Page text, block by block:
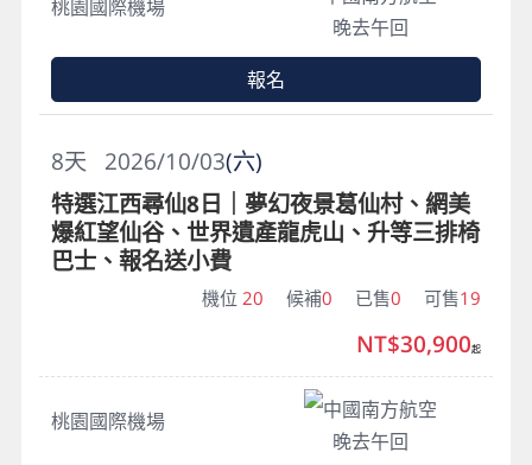
桃園國際機場
晚去午回
報名
2026/10/03(六)
8天
特選江西尋仙8日｜夢幻夜景葛仙村、網美
爆紅望仙谷、世界遺產龍虎山、升等三排椅
巴士、報名送小費
機位 20 候補0 已售0 可售19
桃園國際機場
中國南方航空
晚去午回
NT$30,900起